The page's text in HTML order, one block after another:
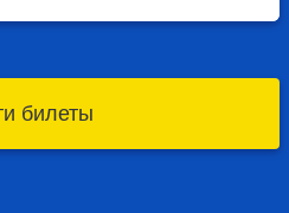
билеты